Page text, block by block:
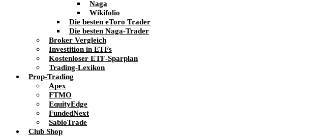
Naga
Wikifolio
Die besten eToro Trader
Die besten Naga-Trader
Broker Vergleich
Investition in ETFs
Kostenloser ETF-Sparplan
Trading-Lexikon
Prop-Trading
Apex
FTMO
EquityEdge
FundedNext
SabioTrade
Club Shop